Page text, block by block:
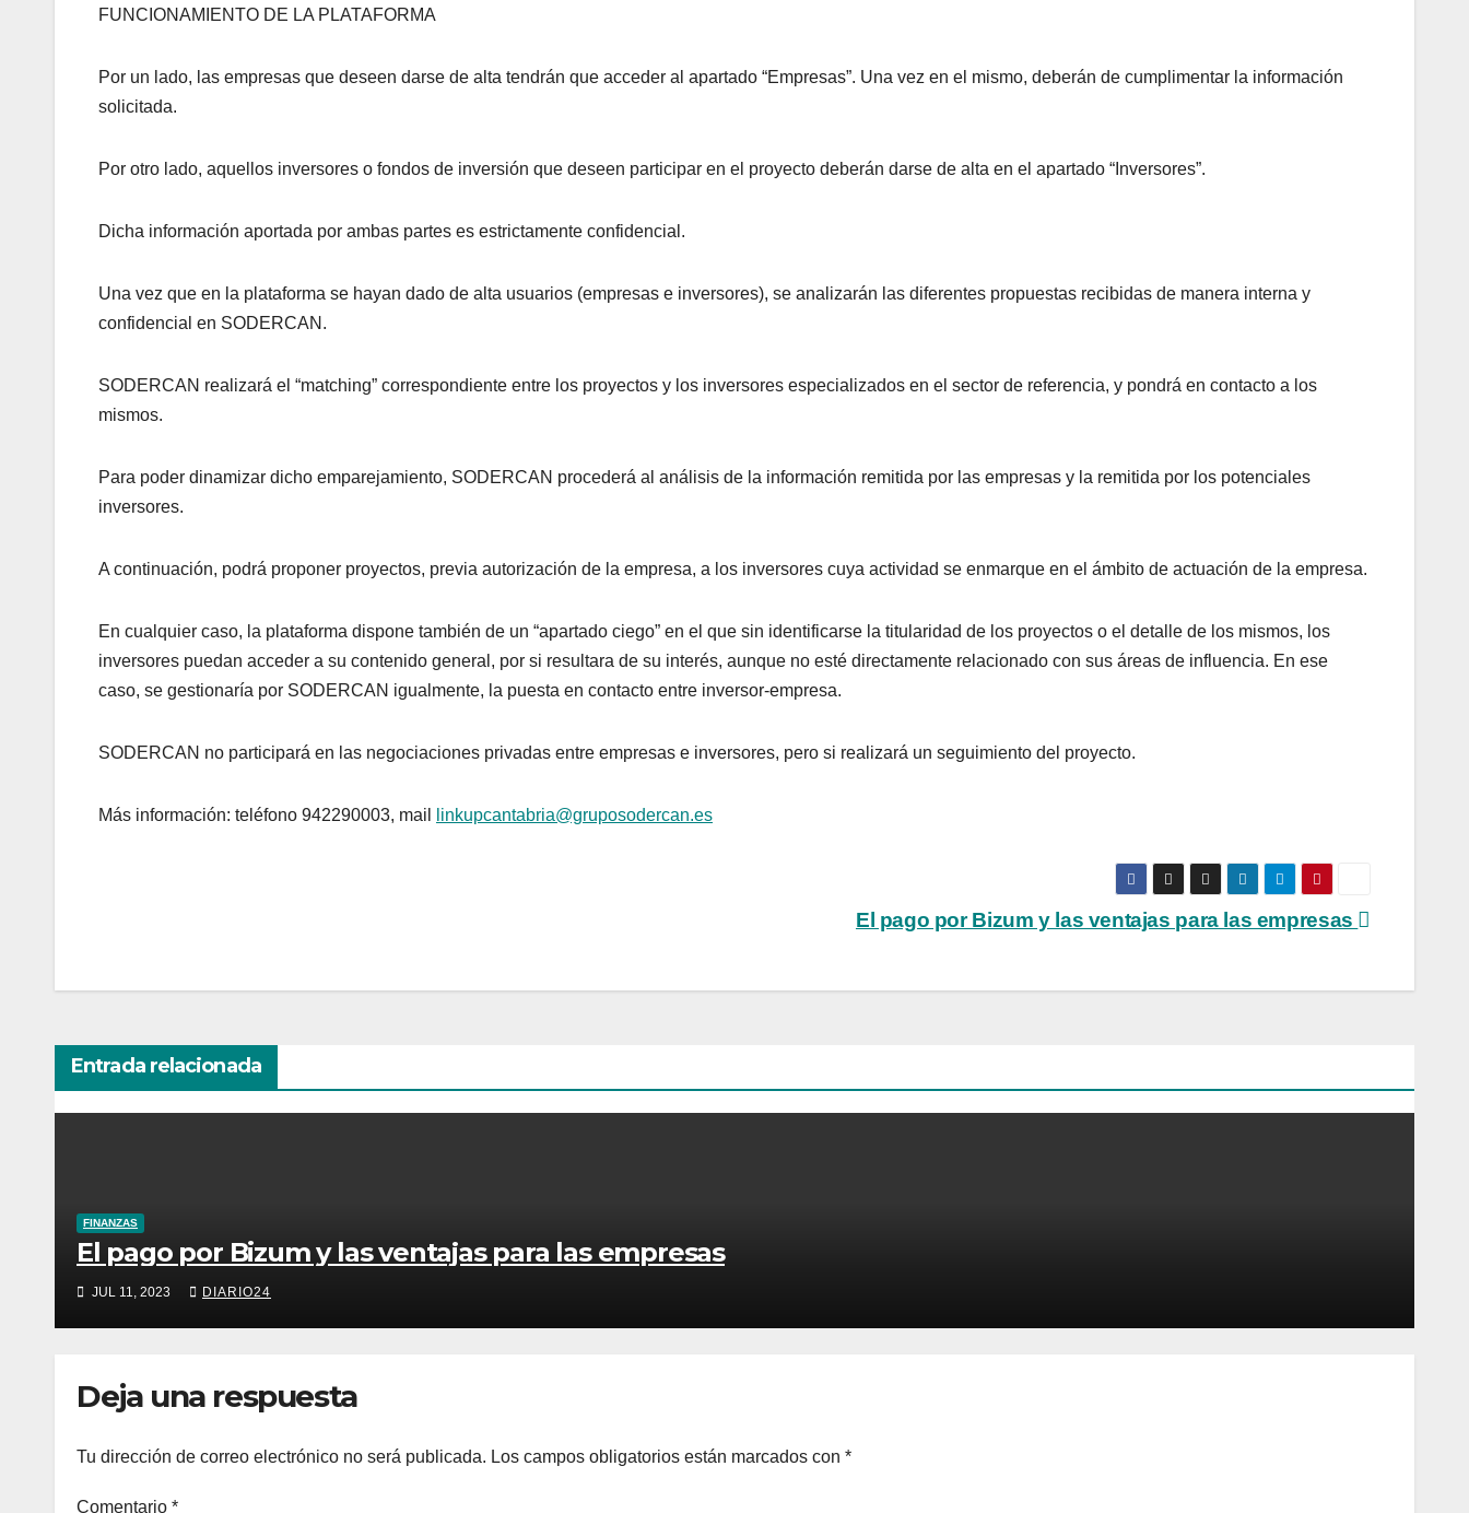
FUNCIONAMIENTO DE LA PLATAFORMA
Por un lado, las empresas que deseen darse de alta tendrán que acceder al apartado “Empresas”. Una vez en el mismo, deberán de cumplimentar la información
solicitada.
Por otro lado, aquellos inversores o fondos de inversión que deseen participar en el proyecto deberán darse de alta en el apartado “Inversores”.
Dicha información aportada por ambas partes es estrictamente confidencial.
Una vez que en la plataforma se hayan dado de alta usuarios (empresas e inversores), se analizarán las diferentes propuestas recibidas de manera interna y
confidencial en SODERCAN.
SODERCAN realizará el “matching” correspondiente entre los proyectos y los inversores especializados en el sector de referencia, y pondrá en contacto a los
mismos.
Para poder dinamizar dicho emparejamiento, SODERCAN procederá al análisis de la información remitida por las empresas y la remitida por los potenciales
inversores.
A continuación, podrá proponer proyectos, previa autorización de la empresa, a los inversores cuya actividad se enmarque en el ámbito de actuación de la empresa.
En cualquier caso, la plataforma dispone también de un “apartado ciego” en el que sin identificarse la titularidad de los proyectos o el detalle de los mismos, los
inversores puedan acceder a su contenido general, por si resultara de su interés, aunque no esté directamente relacionado con sus áreas de influencia. En ese
caso, se gestionaría por SODERCAN igualmente, la puesta en contacto entre inversor-empresa.
SODERCAN no participará en las negociaciones privadas entre empresas e inversores, pero si realizará un seguimiento del proyecto.
Más información: teléfono 942290003, mail linkupcantabria@gruposodercan.es
El pago por Bizum y las ventajas para las empresas
Entrada relacionada
FINANZAS
El pago por Bizum y las ventajas para las empresas
JUL 11, 2023 DIARIO24
Deja una respuesta
Tu dirección de correo electrónico no será publicada. Los campos obligatorios están marcados con *
Comentario *